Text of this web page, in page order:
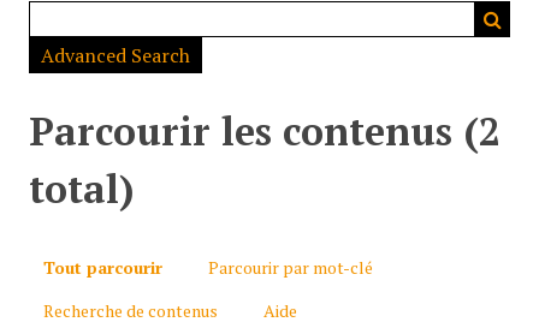
Advanced Search
Parcourir les contenus (2
total)
Tout parcourir
Parcourir par mot-clé
Recherche de contenus
Aide